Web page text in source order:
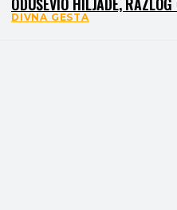
ODUŠEVIO HILJADE,
DIVNA GESTA